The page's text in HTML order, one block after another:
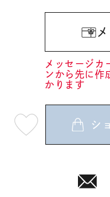
メッセージカ
ンから先に
かります
08
シ